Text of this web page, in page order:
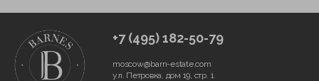
+7 (495) 182-50-79
moscow@barn-estate.com
ул. Петровка, дом 19, стр. 1